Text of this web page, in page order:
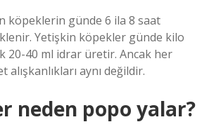
köpeklerin günde 6 ila 8 saat
Yetişkin köpekler günde kilo
20-40 ml idrar üretir. Ancak her
aynı değildir.
neden popo yalar?